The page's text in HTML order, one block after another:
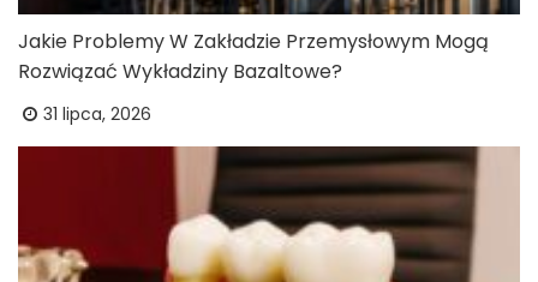
Jakie Problemy W Zakładzie Przemysłowym Mogą
Rozwiązać Wykładziny Bazaltowe?
31 lipca, 2026